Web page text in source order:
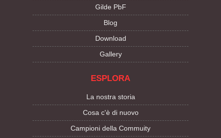
Gilde PbF
Blog
Download
Gallery
ESPLORA
La nostra storia
Cosa c'è di nuovo
Campioni della Commuity